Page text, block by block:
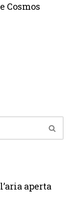
Cosmos
aperta